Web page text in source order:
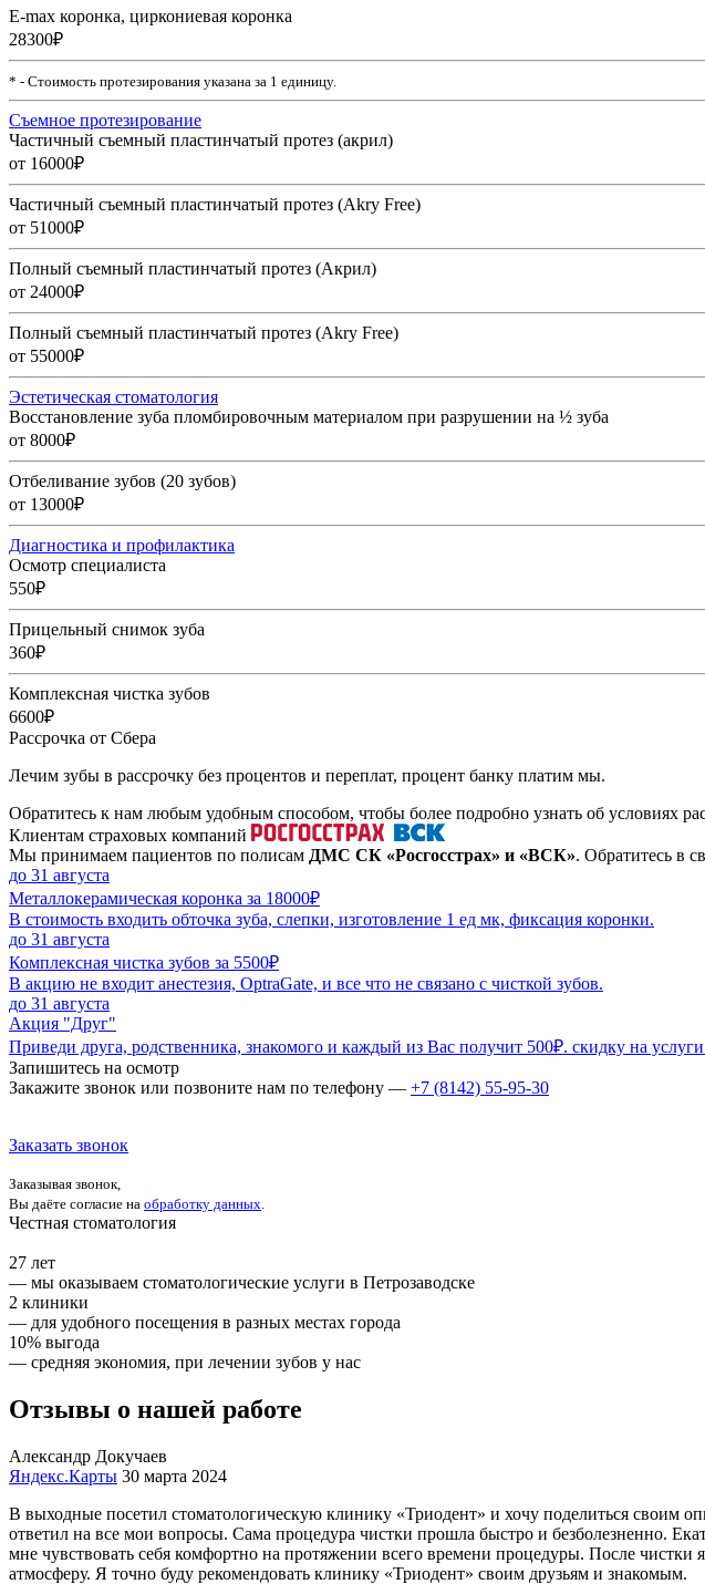
E-max коронка, циркониевая коронка
28300₽
* - Стоимость протезирования указана за 1 единицу.
Съемное протезирование
Частичный съемный пластинчатый протез (акрил)
от 16000₽
Частичный съемный пластинчатый протез (Akry Free)
от 51000₽
Полный съемный пластинчатый протез (Акрил)
от 24000₽
Полный съемный пластинчатый протез (Akry Free)
от 55000₽
Эстетическая стоматология
Восстановление зуба пломбировочным материалом при разрушении на ½ зуба
от 8000₽
Отбеливание зубов (20 зубов)
от 13000₽
Диагностика и профилактика
Осмотр специалиста
550₽
Прицельный снимок зуба
360₽
Комплексная чистка зубов
6600₽
Рассрочка от Сбера
Лечим зубы в рассрочку без процентов и переплат, процент банку платим мы.
Обратитесь к нам любым удобным способом, чтобы более подробно узнать об условиях
Клиентам страховых компаний
Мы принимаем пациентов по полисам ДМС СК «Росгосстрах» и «ВСК». Обратитесь в
до 31 августа
Металлокерамическая коронка за 18000₽
В стоимость входить обточка зуба, слепки, изготовление 1 ед мк, фиксация коронки.
до 31 августа
Комплексная чистка зубов за 5500₽
В акцию не входит анестезия, OptraGate, и все что не связано с чисткой зубов.
до 31 августа
Акция "Друг"
Приведи друга, родственника, знакомого и каждый из Вас получит 500₽. скидку на
Запишитесь на осмотр
Закажите звонок или позвоните нам по телефону — +7 (8142) 55-95-30
Заказать звонок
Заказывая звонок,
Вы даёте согласие на обработку данных
Честная стоматология
27 лет
— мы оказываем стоматологические услуги в Петрозаводске
2 клиники
— для удобного посещения в разных местах города
10% выгода
— средняя экономия, при лечении зубов у нас
Отзывы о нашей работе
Александр Докучаев
Яндекс.Карты 30 марта 2024
В выходные посетил стоматологическую клинику «Триодент» и хочу поделиться своим
ответил на все мои вопросы. Сама процедура чистки прошла быстро и безболезненно.
мне чувствовать себя комфортно на протяжении всего времени процедуры. После
атмосферу. Я точно буду рекомендовать клинику «Триодент» своим друзьям и знакомым.